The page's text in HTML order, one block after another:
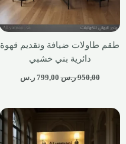
طقم طاولات ضيافة وتقديم قهوة
دائرية بني خشبي
950,00 ر.س 799,00 ر.س